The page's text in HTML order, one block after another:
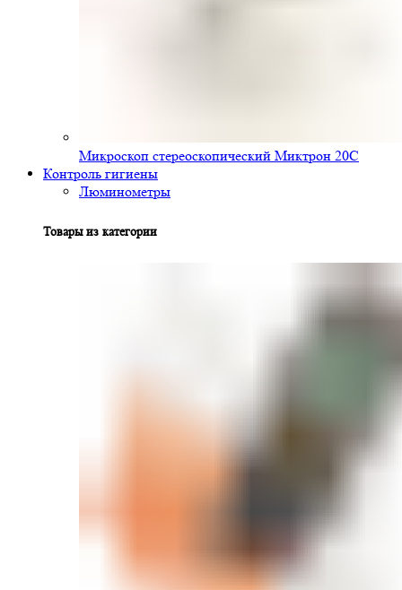
Микроскоп стереоскопический Миктрон 20С
Контроль гигиены
Люминометры
Товары из категории